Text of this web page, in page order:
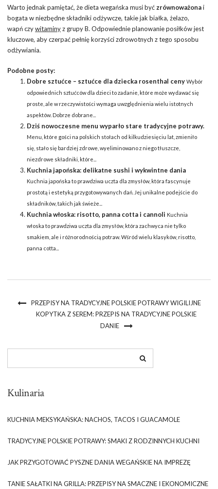
Warto jednak pamiętać, że dieta wegańska musi być zrównoważonai
bogata w niezbędne składniki odżywcze, takie jak białka, żelazo,
wapń czywitaminyz grupy B. Odpowiednie planowanie posiłków jest
kluczowe, aby czerpać pełnię korzyści zdrowotnych z tego sposobu
odżywiania.
Podobne posty:
Dobre sztućce – sztućce dla dziecka rosenthal ceny Wybór
odpowiednich sztućców dla dzieci to zadanie, które może wydawać się
proste, ale w rzeczywistości wymaga uwzględnienia wielu istotnych
aspektów. Dobrze dobrane...
Dziś nowoczesne menu wyparło stare tradycyjne potrawy.
Menu, które gości na polskich stołach od kilkudziesięciu lat, zmieniło
się, stało się bardziej zdrowe, wyeliminowano z niego tłuszcze,
niezdrowe składniki, które...
Kuchnia japońska: delikatne sushi i wykwintne dania
Kuchnia japońska to prawdziwa uczta dla zmysłów, która fascynuje
prostotą i estetyką przygotowywanych dań. Jej unikalne podejście do
składników, takich jak świeże...
Kuchnia włoska: risotto, panna cotta i cannoli Kuchnia
włoska to prawdziwa uczta dla zmysłów, która zachwyca nie tylko
smakiem, ale i różnorodnością potraw. Wśród wielu klasyków, risotto,
panna cotta...
PRZEPISY NA TRADYCYJNE POLSKIE POTRAWY WIGILIJNE
KOPYTKA Z SEREM: PRZEPIS NA TRADYCYJNE POLSKIE
DANIE
Kulinaria
KUCHNIA MEKSYKAŃSKA: NACHOS, TACOS I GUACAMOLE
TRADYCYJNE POLSKIE POTRAWY: SMAKI Z RODZINNYCH KUCHNI
JAK PRZYGOTOWAĆ PYSZNE DANIA WEGAŃSKIE NA IMPREZĘ
TANIE SAŁATKI NA GRILLA: PRZEPISY NA SMACZNE I EKONOMICZNE